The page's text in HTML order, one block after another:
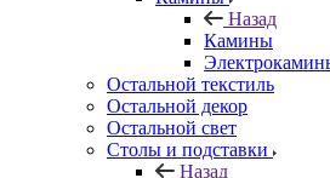
Назад
Камины
Остальной текстиль
Остальной декор
Остальной свет
Столы и подставки
Назад